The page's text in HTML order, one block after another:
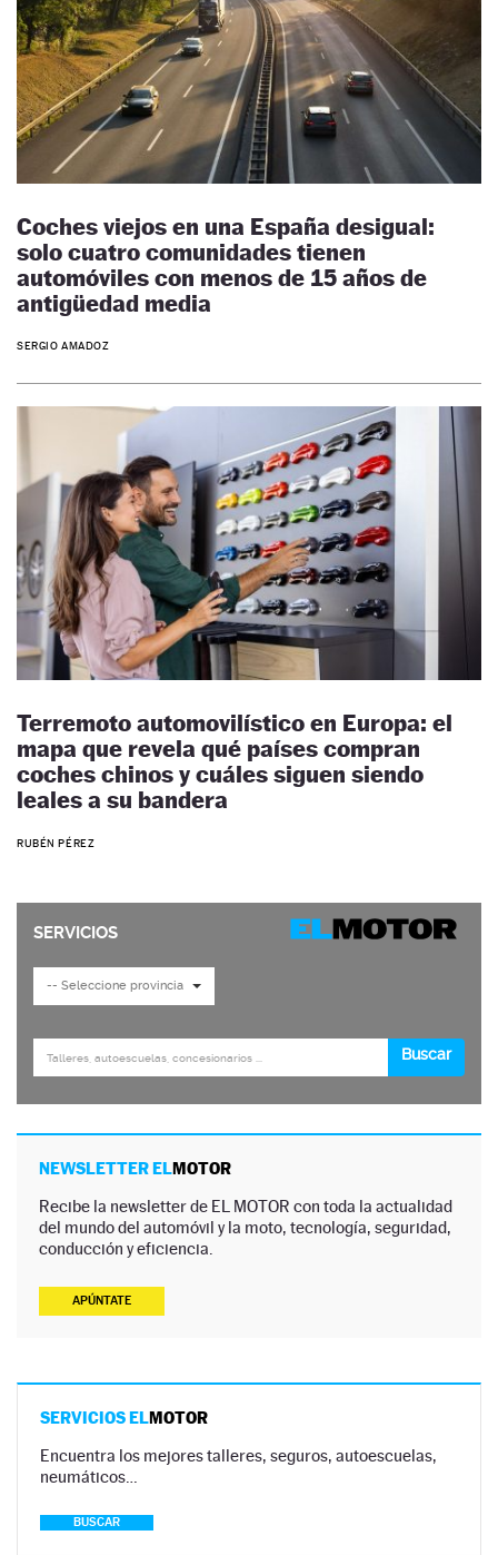
Coches viejos en una España desigual:
solo cuatro comunidades tienen
automóviles con menos de 15 años de
antigüedad media
SERGIO AMADOZ
Terremoto automovilístico en Europa: el
mapa que revela qué países compran
coches chinos y cuáles siguen siendo
leales a su bandera
RUBÉN PÉREZ
NEWSLETTER ELMOTOR
Recibe la newsletter de EL MOTOR con toda la actualidad
del mundo del automóvil y la moto, tecnología, seguridad,
conducción y eficiencia.
APÚNTATE
SERVICIOS ELMOTOR
Encuentra los mejores talleres, seguros, autoescuelas,
neumáticos…
BUSCAR